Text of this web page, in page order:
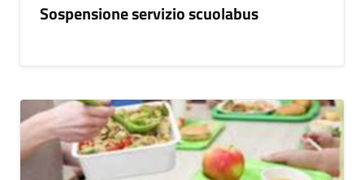
Sospensione servizio scuolabus